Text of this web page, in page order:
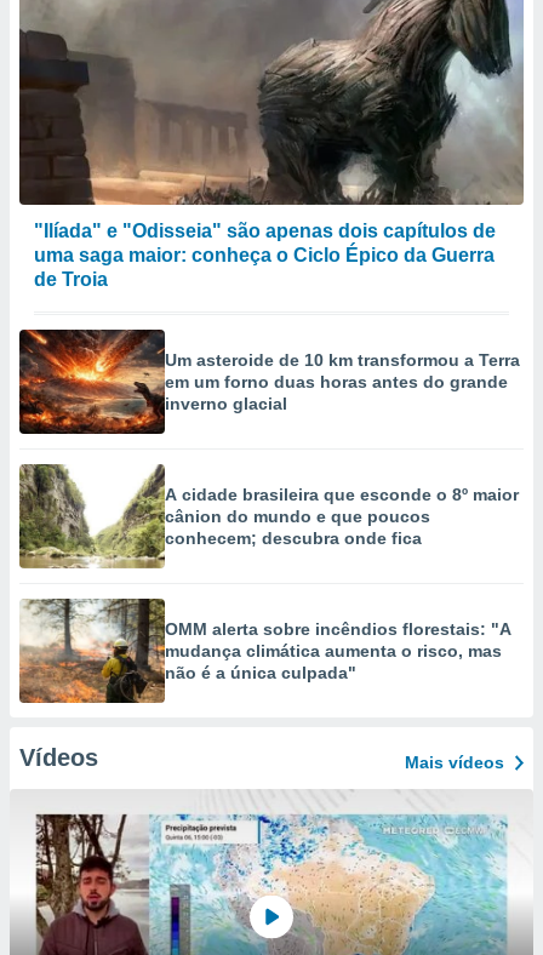
"Ilíada" e "Odisseia" são apenas dois capítulos de
uma saga maior: conheça o Ciclo Épico da Guerra
de Troia
Um asteroide de 10 km transformou a Terra
em um forno duas horas antes do grande
inverno glacial
A cidade brasileira que esconde o 8º maior
cânion do mundo e que poucos
conhecem; descubra onde fica
OMM alerta sobre incêndios florestais: "A
mudança climática aumenta o risco, mas
não é a única culpada"
Vídeos Mais vídeos